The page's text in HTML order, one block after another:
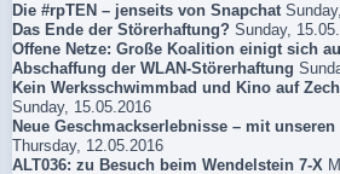
Die #rpTEN – jenseits von Snapchat
Das Ende der Störerhaftung? Sunday,
Offene Netze: Große Koalition einigt sich
Abschaffung der WLAN-Störerhaftung
Kein Werksschwimmbad und Kino auf
Sunday, 15.05.2016
Neue Geschmackserlebnisse – mit unseren
Thursday, 12.05.2016
ALT036: zu Besuch beim Wendelstein 7-X